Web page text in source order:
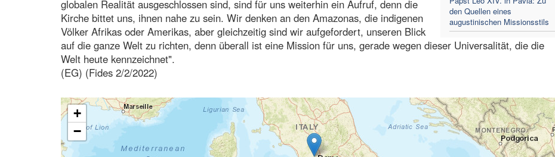
den Quellen eines
augustinischen Missionsstils
globalen Realität ausgeschlossen sind, sind für uns weiterhin ein Aufruf, denn die
Kirche bittet uns, ihnen nahe zu sein. Wir denken an den Amazonas, die indigenen
Völker Afrikas oder Amerikas, aber gleichzeitig sind wir aufgefordert, unseren Blick
auf die ganze Welt zu richten, denn überall ist eine Mission für uns, gerade wegen dieser Universalität, die die
Welt heute kennzeichnet".
(EG) (Fides 2/2/2022)
+
−